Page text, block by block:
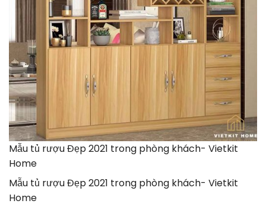
Mẫu tủ rượu Đẹp 2021 trong phòng khách- Vietkit
Home
Mẫu tủ rượu Đẹp 2021 trong phòng khách- Vietkit
Home